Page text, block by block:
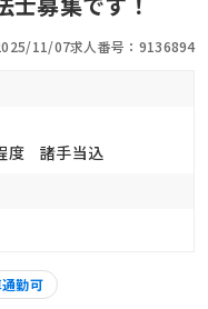
11/07求人番号：9136894
度 諸手当込
勤可